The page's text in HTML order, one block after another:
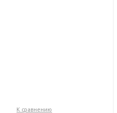
К сравнению